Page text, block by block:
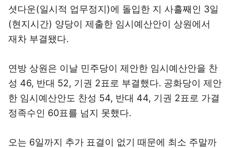
셧다운(일시적 업무정지)에 돌입한 지 사흘째인 3일
(현지시간) 양당이 제출한 임시예산안이 상원에서
재차 부결됐다.
연방 상원은 이날 민주당이 제안한 임시예산안을 찬
성 46, 반대 52, 기권 2표로 부결했다. 공화당이 제안
한 임시예산안도 찬성 54, 반대 44, 기권 2표로 가결
정족수인 60표를 넘지 못했다.
오는 6일까지 추가 표결이 없기 때문에 최소 주말까